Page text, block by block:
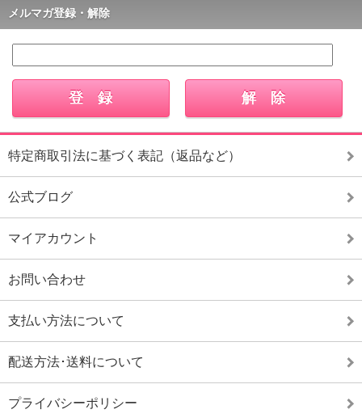
メルマガ登録・解除
特定商取引法に基づく表記（返品など）
公式ブログ
マイアカウント
お問い合わせ
支払い方法について
配送方法･送料について
プライバシーポリシー